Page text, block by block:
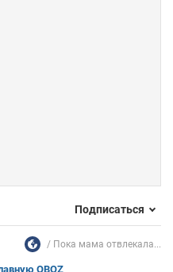
Подписаться
Пока мама отвлекала...
OBOZ